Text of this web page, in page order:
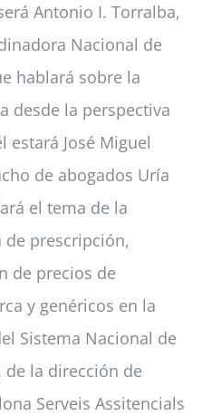
Antonio I. Torralba,
Nacional de
hablará sobre la
desde la perspectiva
estará José Miguel
de abogados Uría
el tema de la
prescripción,
de precios de
y genéricos en la
Sistema Nacional de
de la dirección de
Serveis Assitencials